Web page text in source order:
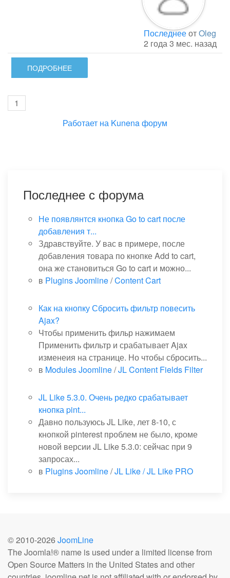
ПОДРОБНЕЕ
ПоследнееотOleg
2 года 3 мес. назад
1
Работает на Kunena форум
Последнее с форума
Не появлянтся кнопка Go to cart после
добавления т...
Здравствуйте. У вас в примере, после
добавления товара по кнопке Add to cart,
она же становиться Go to cart и можно...
в Plugins Joomline/Content Cart
Как на кнопку Сбросить фильтр повесить
Ajax?
Чтобы применить фильр нажимаем
Применить фильтр и срабатывает Ajax
изменеия на странице. Но чтобы сбросить...
в Modules Joomline/JL Content Fields Filter
JL Like 5.3.0. Очень редко срабатывает
кнопка pint...
Давно пользуюсь JL Like, лет 8-10, с
кнопкой pinterest проблем не было, кроме
новой версии JL Like 5.3.0: сейчас при 9
запросах...
в Plugins Joomline/JL Like / JL Like PRO
© 2010-2026 JoomLine
The Joomla!® name is used under a limited license from
Open Source Matters in the United States and other